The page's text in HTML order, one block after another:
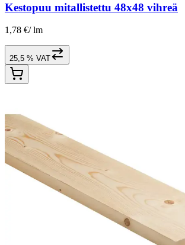
Kestopuu mitallistettu 48x48 vihreä
1,78 €/ lm
25,5 % VAT